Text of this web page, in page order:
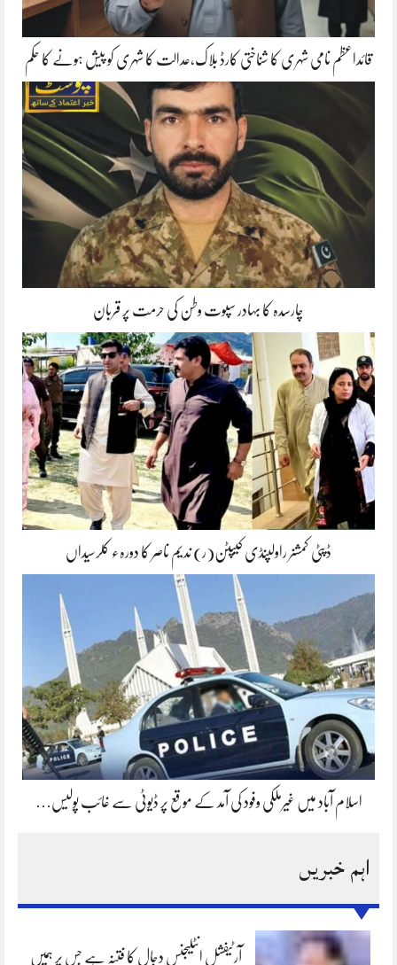
قائداعظم نامی شہری کا شناختی کارڈ بلاک،عدالت کا شہری کو پیش ہونے کا حکم
چارسدہ کا بہادر سپوت وطن کی حرمت پر قربان
ڈپٹی کمشنر راولپنڈی کیپٹن(ر) ندیم ناصر کا دورہء کلرسیداں
اسلام آباد میں غیرملکی وفود کی آمد کے موقع پر ڈیوٹی سے غائب پولیس…
اہم خبریں
آرٹیفشل انٹلیجنس دجال کا فتنہ ہے جس پر ہمیں